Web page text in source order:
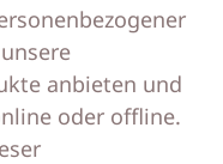
anbieten und
oder offline.